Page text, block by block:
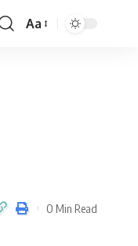
Font
Aa
0 Min Read